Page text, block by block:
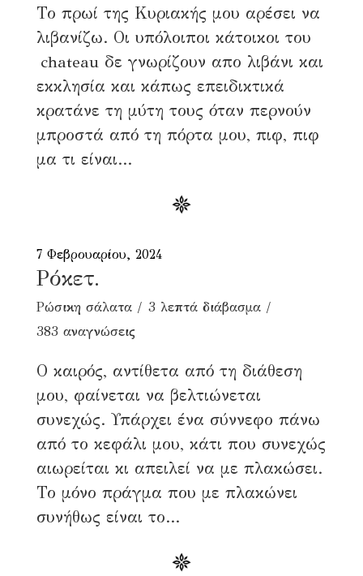
Το πρωί της Κυριακής μου αρέσει να
λιβανίζω. Οι υπόλοιποι κάτοικοι του
chateau δε γνωρίζουν απο λιβάνι και
εκκλησία και κάπως επειδικτικά
κρατάνε τη μύτη τους όταν περνούν
μπροστά από τη πόρτα μου, πιφ, πιφ
μα τι είναι...
7 Φεβρουαρίου, 2024
Ρόκετ.
Ρώσικη σάλατα
3 λεπτά διάβασμα
383 αναγνώσεις
Ο καιρός, αντίθετα από τη διάθεση
μου, φαίνεται να βελτιώνεται
συνεχώς. Υπάρχει ένα σύννεφο πάνω
από το κεφάλι μου, κάτι που συνεχώς
αιωρείται κι απειλεί να με πλακώσει.
Το μόνο πράγμα που με πλακώνει
συνήθως είναι το...